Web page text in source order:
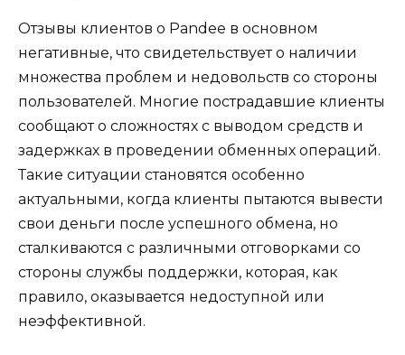
Отзывы клиентов о Pandee в основном
негативные, что свидетельствует о наличии
множества проблем и недовольств со стороны
пользователей. Многие пострадавшие клиенты
сообщают о сложностях с выводом средств и
задержках в проведении обменных операций.
Такие ситуации становятся особенно
актуальными, когда клиенты пытаются вывести
свои деньги после успешного обмена, но
сталкиваются с различными отговорками со
стороны службы поддержки, которая, как
правило, оказывается недоступной или
неэффективной.